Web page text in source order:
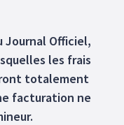
Journal Officiel,
les frais
totalement
facturation ne